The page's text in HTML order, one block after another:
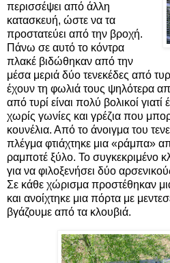
περισσέψει από άλλη
κατασκευή, ώστε να τα
προστατεύει από την βροχή.
Πάνω σε αυτό το κόντρα
πλακέ βιδώθηκαν από την
μέσα μεριά δύο τενεκέδες από
έχουν τη φωλιά τους ψηλότερα
από τυρί είναι πολύ βολικοί
χωρίς γωνίες και γρέζια που
κουνέλια. Από το άνοιγμα του
πλέγμα φτιάχτηκε μια «ράμπα»
ραμποτέ ξύλο. Το συγκεκριμένο
για να φιλοξενήσει δύο
Σε κάθε χώρισμα προστέθηκαν
και ανοίχτηκε μια πόρτα με
βγάζουμε από τα κλουβιά.